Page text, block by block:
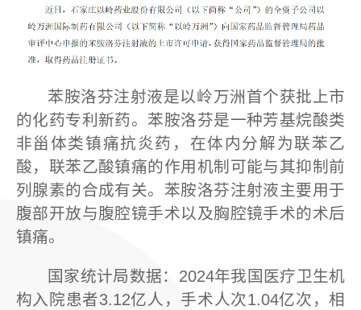
苯胺洛芬注射液是以岭万洲首个获批上市
的化药专利新药。苯胺洛芬是一种芳基烷酸类
非甾体类镇痛抗炎药，在体内分解为联苯乙
酸，联苯乙酸镇痛的作用机制可能与其抑制前
列腺素的合成有关。苯胺洛芬注射液主要用于
腹部开放与腹腔镜手术以及胸腔镜手术的术后
镇痛。
国家统计局数据：2024年我国医疗卫生机
构入院患者3.12亿人，手术人次1.04亿次，相